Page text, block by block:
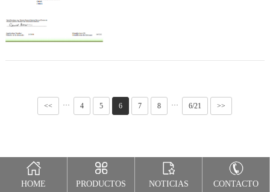
<< ··· 4 5 6 7 8 ··· 6/21 >>
HOME PRODUCTOS NOTICIAS CONTACTO